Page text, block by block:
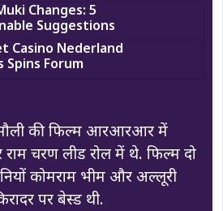
Changes: 5
Suggestions
Casino Nederland
Spins Forum
की फिल्म आरआरआर में
चरण लीड रोल में थे. फिल्म दो
कोमराम भीम और अल्लूरी
पर बेस्ड थी.